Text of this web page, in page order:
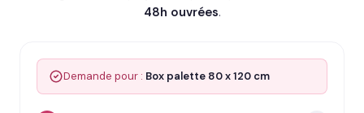
48h ouvrées.
Demande pour : Box palette 80 x 120 cm